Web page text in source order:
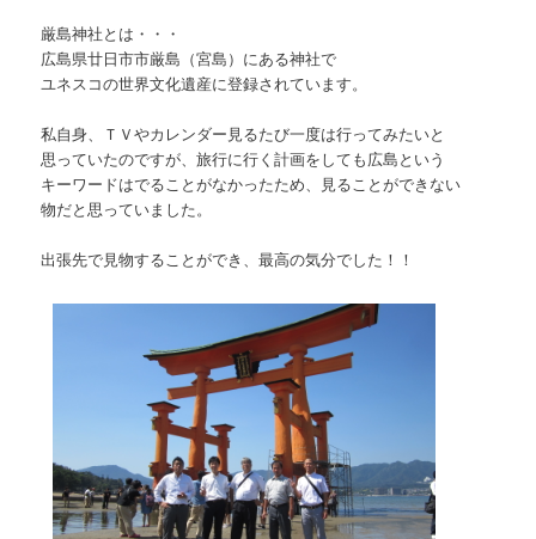
厳島神社とは・・・
広島県廿日市市厳島（宮島）にある神社で
ユネスコの世界文化遺産に登録されています。
私自身、ＴＶやカレンダー見るたび一度は行ってみたいと
思っていたのですが、旅行に行く計画をしても広島という
キーワードはでることがなかったため、見ることができない
物だと思っていました。
出張先で見物することができ、最高の気分でした！！